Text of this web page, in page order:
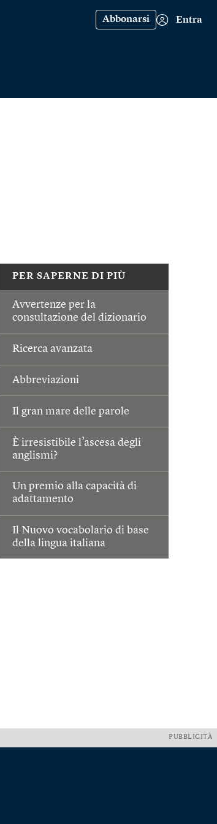
Abbonarsi Entra
PER SAPERNE DI PIÙ
Avvertenze per la
consultazione del dizionario
Ricerca avanzata
Abbreviazioni
Il gran mare delle parole
È irresistibile l’ascesa degli
anglismi?
Un premio alla capacità di
adattamento
Il Nuovo vocabolario di base
della lingua italiana
PUBBLICITÀ